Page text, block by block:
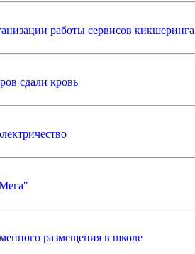
работы сервисов кикшеринга
сдали кровь
размещения в школе